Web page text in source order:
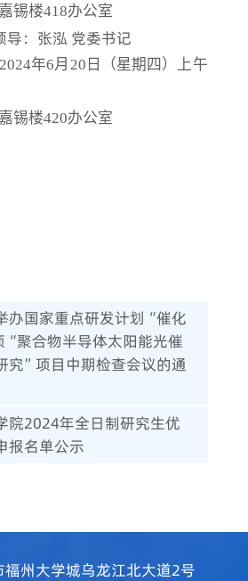
锡楼418办公室
导：张泓 党委书记
年6月20日（星期四）上午
锡楼420办公室
办国家重点研发计划“催化
聚合物半导体太阳能光催
究”项目中期检查会议的通
院2024年全日制研究生优
报名单公示
州大学城乌龙江北大道2号